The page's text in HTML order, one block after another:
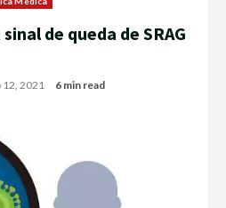
de queda de SRAG
2021 6 min read